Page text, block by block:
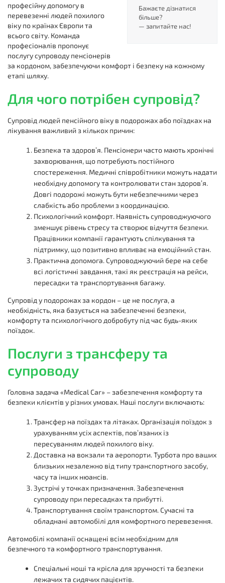
Бажаєте дізнатися
більше?
— запитайте нас!
професійну допомогу в
перевезенні людей похилого
віку по країнах Європи та
всього світу. Команда
професіоналів пропонує
послугу супроводу пенсіонерів
за кордоном, забезпечуючи комфорт і безпеку на кожному
етапі шляху.
Для чого потрібен супровід?
Супровід людей пенсійного віку в подорожах або поїздках на
лікування важливий з кількох причин:
Безпека та здоров’я. Пенсіонери часто мають хронічні
захворювання, що потребують постійного
спостереження. Медичні співробітники можуть надати
необхідну допомогу та контролювати стан здоров’я.
Довгі подорожі можуть бути небезпечними через
слабкість або проблеми з координацією.
Психологічний комфорт. Наявність супроводжуючого
зменшує рівень стресу та створює відчуття безпеки.
Працівники компанії гарантують спілкування та
підтримку, що позитивно впливає на емоційний стан.
Практична допомога. Супроводжуючий бере на себе
всі логістичні завдання, такі як реєстрація на рейси,
пересадки та транспортування багажу.
Супровід у подорожах за кордон – це не послуга, а
необхідність, яка базується на забезпеченні безпеки,
комфорту та психологічного добробуту під час будь-яких
поїздок.
Послуги з трансферу та
супроводу
Головна задача «Medical Car» – забезпечення комфорту та
безпеки клієнтів у різних умовах. Наші послуги включають:
Трансфер на поїздах та літаках. Організація поїздок з
урахуванням усіх аспектів, пов’язаних із
пересуванням людей похилого віку.
Доставка на вокзали та аеропорти. Турбота про ваших
близьких незалежно від типу транспортного засобу,
часу та інших нюансів.
Зустрічі у точках призначення. Забезпечення
супроводу при пересадках та прибутті.
Транспортування своїм транспортом. Сучасні та
обладнані автомобілі для комфортного перевезення.
Автомобілі компанії оснащені всім необхідним для
безпечного та комфортного транспортування.
Спеціальні ноші та крісла для зручності та безпеки
лежачих та сидячих пацієнтів.